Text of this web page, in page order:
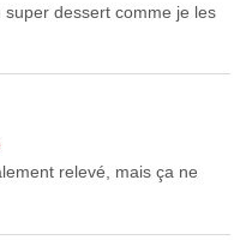
super dessert comme je les
relevé, mais ça ne